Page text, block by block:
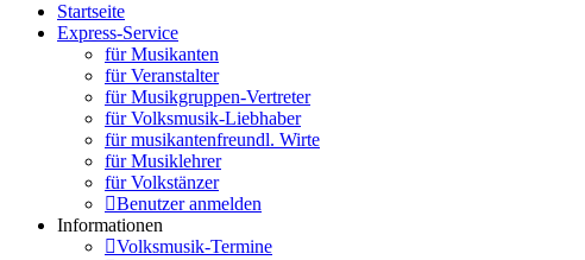
Startseite
Express-Service
für Musikanten
für Veranstalter
für Musikgruppen-Vertreter
für Volksmusik-Liebhaber
für musikantenfreundl. Wirte
für Musiklehrer
für Volkstänzer
Benutzer anmelden
Informationen
Volksmusik-Termine